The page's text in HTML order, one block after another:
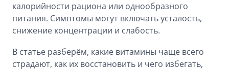
калорийности рациона или однообразного
питания. Симптомы могут включать усталость,
снижение концентрации и слабость.
В статье разберём, какие витамины чаще всего
страдают, как их восстановить и чего избегать,